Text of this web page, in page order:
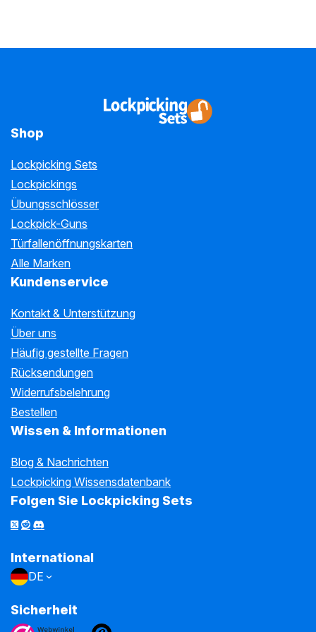
Shop
Lockpicking Sets
Lockpickings
Übungsschlösser
Lockpick-Guns
Türfallenöffnungskarten
Alle Marken
Kundenservice
Kontakt & Unterstützung
Über uns
Häufig gestellte Fragen
Rücksendungen
Widerrufsbelehrung
Bestellen
Wissen & Informationen
Blog & Nachrichten
Lockpicking Wissensdatenbank
Folgen Sie Lockpicking Sets
International
DE
Sicherheit